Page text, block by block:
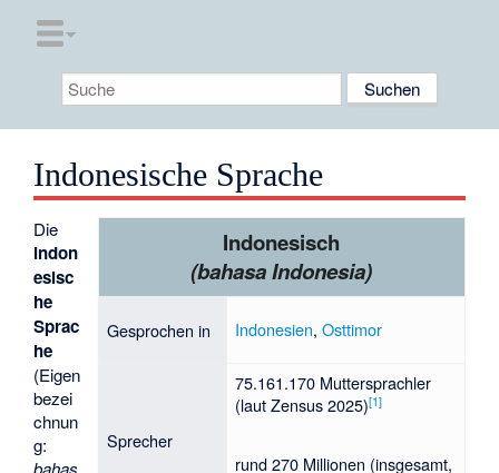
Indonesische Sprache
Indonesisch
(bahasa Indonesia)
Gesprochen in Indonesien, Osttimor
Sprecher
75.161.170 Muttersprachler
(laut Zensus 2025)[1]
rund 270 Millionen (insgesamt,
Die
indon
esisc
he
Sprac
he
(Eigen
bezei
chnun
g: